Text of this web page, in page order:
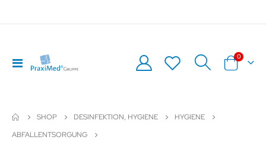
Navigation
umschalten
Warenkorb
0Artikel
SHOP DESINFEKTION, HYGIENE
HYGIENE
ABFALLENTSORGUNG